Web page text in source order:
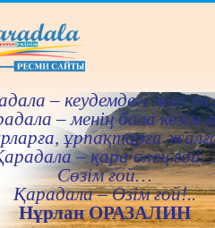
– кеудемдегi жез үн
– менiң бала кезiм
ұрпақтарға
– қара өлең
Сөзiм ғой…
Қарадала – Өзiм ғой!..
Нұрлан ОРАЗАЛИН